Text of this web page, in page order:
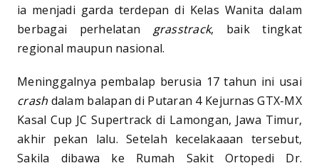
ia menjadi garda terdepan di Kelas Wanita dalam
berbagai perhelatan grasstrack, baik tingkat
regional maupun nasional.
Meninggalnya pembalap berusia 17 tahun ini usai
crash dalam balapan di Putaran 4 Kejurnas GTX-MX
Kasal Cup JC Supertrack di Lamongan, Jawa Timur,
akhir pekan lalu. Setelah kecelakaaan tersebut,
Sakila dibawa ke Rumah Sakit Ortopedi Dr.